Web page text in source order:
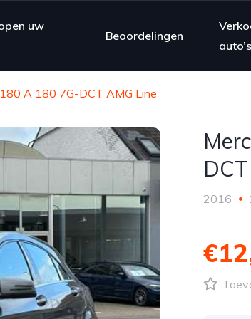
uw
Beoordelingen
auto’s
A 180 7G-DCT AMG Line
2016